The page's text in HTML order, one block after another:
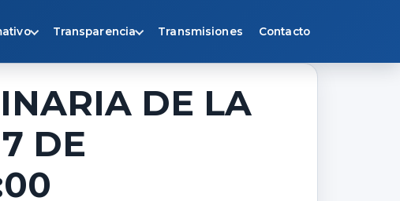
Transparencia Transmisiones Contacto
DE LA
DE